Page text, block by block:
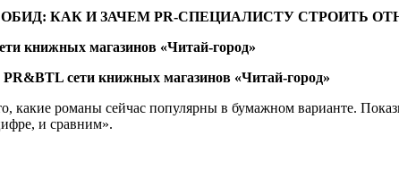
КАК И ЗАЧЕМ PR-СПЕЦИАЛИСТУ СТРОИТЬ
книжных магазинов «Читай-город»
PR&BTL сети книжных магазинов «Читай-город»
какие романы сейчас популярны в бумажном варианте.
и сравним».